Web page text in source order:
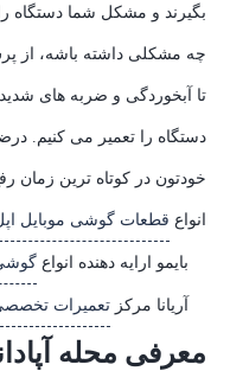
بگیرند و مشکل شما دستگاه
تا آبخوردگی و ضربه های
دستگاه را تعمیر می کنیم.
خودتون در کوتاه ترین زمان
انواع قطعات گوشی موبایل
بایمو ارایه دهنده انواع
آریانا مرکز تعمیرات
معرفی محله